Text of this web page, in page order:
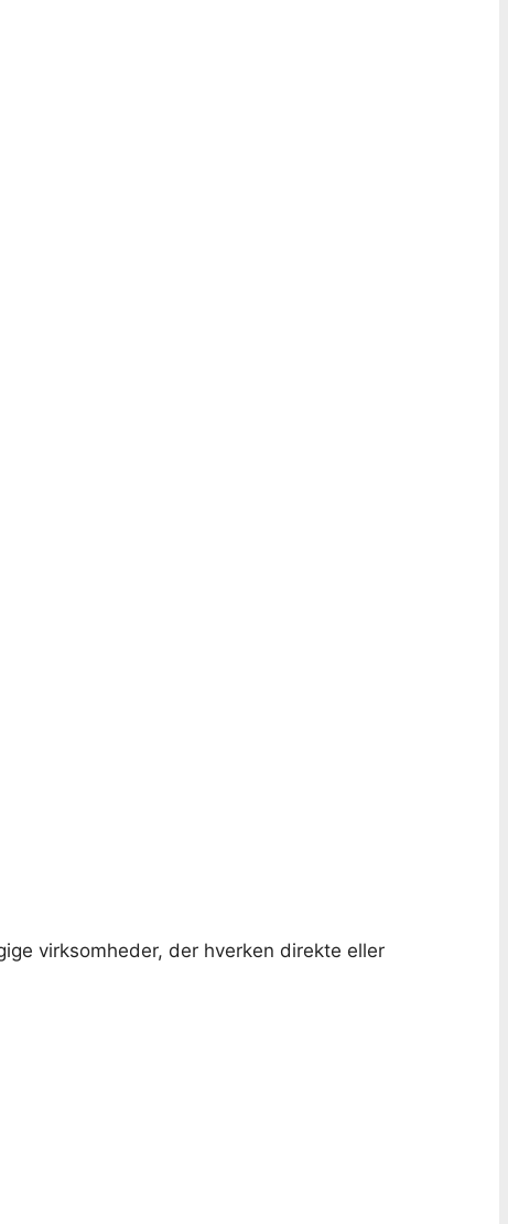
virksomheder, der hverken direkte eller